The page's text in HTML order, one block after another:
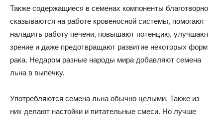
Также содержащиеся в семенах компоненты благотворно
сказываются на работе кровеносной системы, помогают
наладить работу печени, повышают потенцию, улучшают
зрение и даже предотвращают развитие некоторых форм
рака. Недаром разные народы мира добавляют семена
льна в выпечку.
Употребляются семена льна обычно целыми. Также из
них делают настойки и питательные смеси. Но лучше